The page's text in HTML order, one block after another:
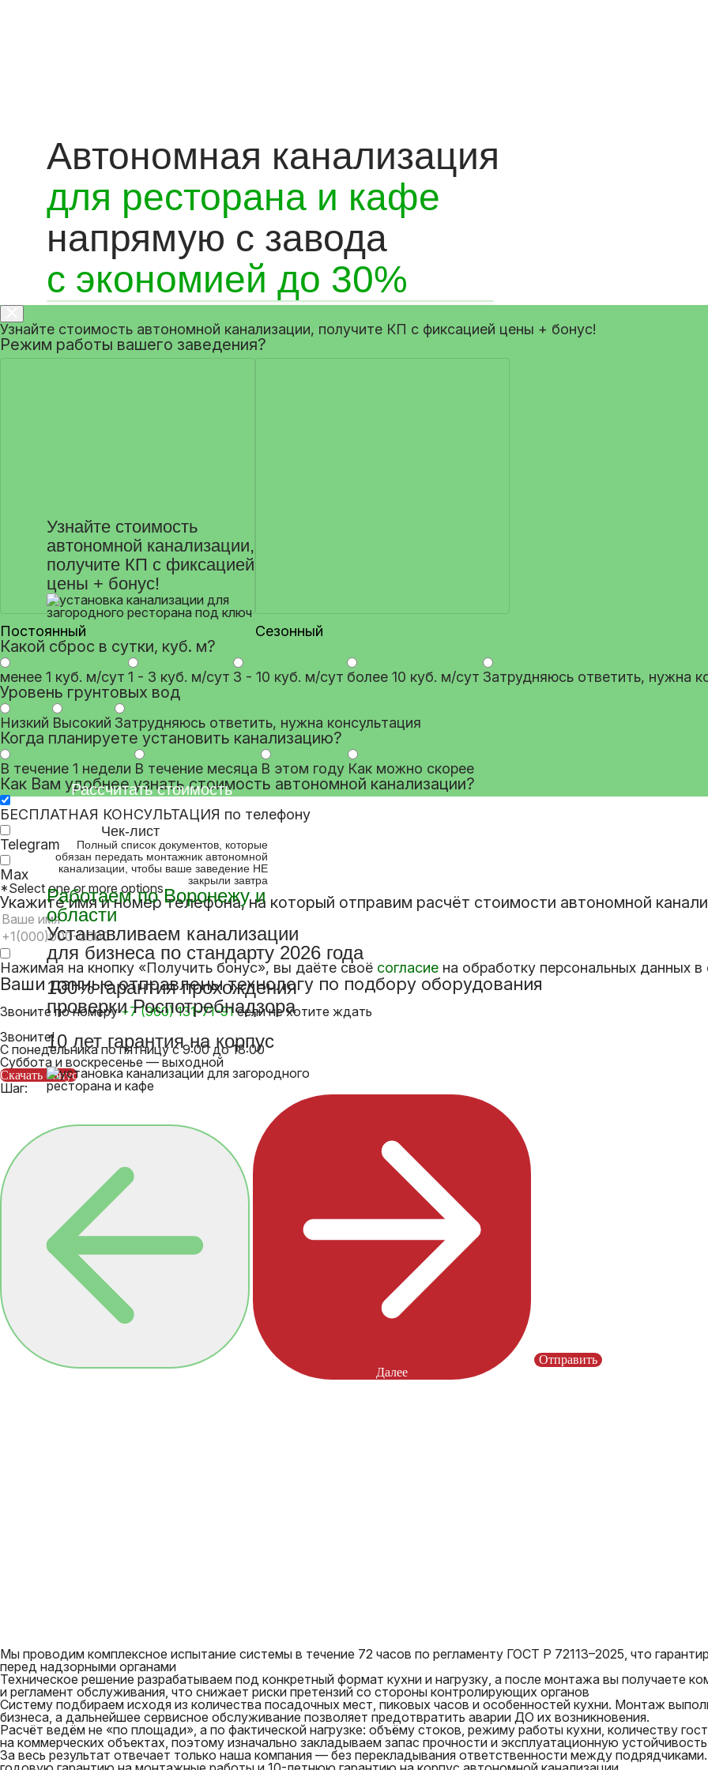
Автономная канализация
для ресторана и кафе
напрямую с завода
с экономией до 30%
Узнайте стоимость
автономной канализации,
получите КП с фиксацией
цены + бонус!
Рассчитать стоимость
Чек-лист
Полный список документов, которые
обязан передать монтажник автономной
канализации, чтобы ваше заведение НЕ
закрыли завтра
Работаем поВоронежу и
области
Устанавливаем канализации
для бизнеса по стандарту 2026 года
100% гарантия прохождения
проверки Роспотребнадзора
10 лет гарантия на корпус
Узнайте стоимость автономной канализации, получите КП с фиксацией цены + бонус!
Режим работы вашего заведения?
Постоянный Сезонный
Какой сброс в сутки, куб. м?
менее 1 куб. м/сут 1 - 3 куб. м/сут 3 - 10 куб. м/сут более 10 куб. м/сут Затрудняюсь ответить, нужна
Уровень грунтовых вод
Низкий Высокий Затрудняюсь ответить, нужна консультация
Когда планируете установить канализацию?
В течение 1 недели В течение месяца В этом году Как можно скорее
Как Вам удобнее узнать стоимость автономной канализации?
БЕСПЛАТНАЯ КОНСУЛЬТАЦИЯ по телефону
Telegram
Max
*Select one or more options
Укажите имя и номер телефона, на который отправим расчёт стоимости автономной
Нажимая на кнопку «Получить бонус», вы даёте своё согласие на обработку персональных данных в
Ваши данные отправлены технологу по подбору оборудования
Звоните по номеру+7 (960) 131-71-91если не хотите ждать
Звоните!
С понедельника по пятницу с 9:00 до 18:00
Суббота и воскресенье — выходной
Скачать бонус
Шаг:
Далее
Отправить
Мы проводим комплексное испытание системы в течение 72 часов по регламенту ГОСТ Р 72113–2025, что
перед надзорными органами
Техническое решение разрабатываем под конкретный формат кухни и нагрузку, а после монтажа вы получаете
и регламент обслуживания, что снижает риски претензий со стороны контролирующих органов
Систему подбираем исходя из количества посадочных мест, пиковых часов и особенностей кухни. Монтаж
бизнеса, а дальнейшее сервисное обслуживание позволяет предотвратить аварии ДО их возникновения.
Расчёт ведём не «по площади», а по фактической нагрузке: объёму стоков, режиму работы кухни, количеству
на коммерческих объектах, поэтому изначально закладываем запас прочности и эксплуатационную
За весь результат отвечает только наша компания — без перекладывания ответственности между